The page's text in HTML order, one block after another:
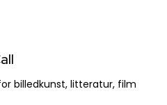
billedkunst, litteratur, film